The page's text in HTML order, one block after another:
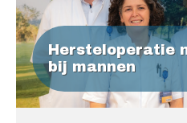
Hersteloperatie
bij mannen